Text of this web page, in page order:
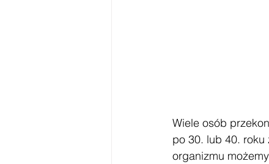
Wiele osób
po 30. lub 40.
organizmu